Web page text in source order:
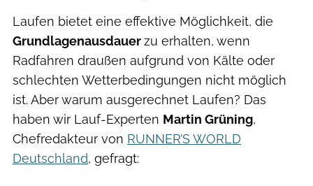
Laufen bietet eine effektive Möglichkeit, die
Grundlagenausdauerzu erhalten, wenn
Radfahren draußen aufgrund von Kälte oder
schlechten Wetterbedingungen nicht möglich
ist. Aber warum ausgerechnet Laufen? Das
haben wir Lauf-Experten Martin Grüning,
Chefredakteur von RUNNER’S WORLD
Deutschland, gefragt: